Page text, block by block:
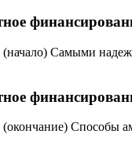
Самыми
Способы